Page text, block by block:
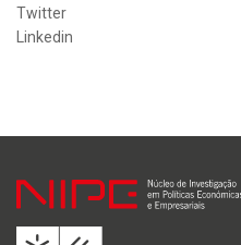
Twitter
Linkedin